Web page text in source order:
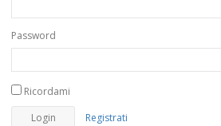
Password
Ricordami
Registrati